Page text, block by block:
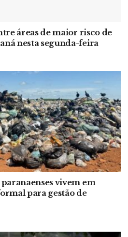
áreas de maior risco de
nesta segunda-feira
vivem em
para gestão de